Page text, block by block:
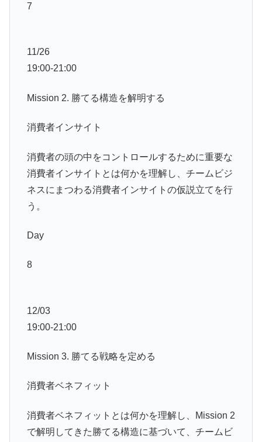
7
11/26
19:00-21:00
Mission 2. 勝てる構造を解明する
消費者インサイト
消費者の頭の中をコントロールするために重要な
消費者インサイトとは何かを理解し、チームビジ
ネスにまつわる消費者インサイトの仮説立てを行
う。
Day
8
12/03
19:00-21:00
Mission 3. 勝てる戦略を定める
消費者ベネフィット
消費者ベネフィットとは何かを理解し、Mission 2
で解明してきた勝てる構造に基づいて、チームビ